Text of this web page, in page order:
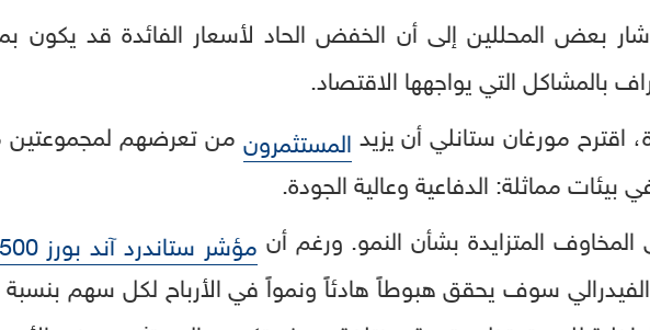
بعض المحللين إلى أن الخفض الحاد لأسعار الفائدة قد يكون
بالمشاكل التي يواجهها الاقتصاد.
مورغان ستانلي أن يزيد المستثمرون من تعرضهم لمجموعتين
بيئات مماثلة: الدفاعية وعالية الجودة.
المتزايدة بشأن النمو. ورغم أن مؤشر ستاندرد آند بورز 500